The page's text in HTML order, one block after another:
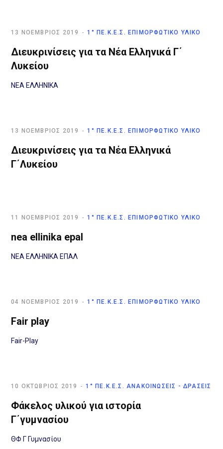
1° ΠΕ.Κ.Ε.Σ. ΕΠΙΜΟΡΦΩΤΙΚΌ ΥΛΙΚΌ
13 ΝΟΈΜΒΡΙΟΣ 2019
Διευκρινίσεις για τα Νέα Ελληνικά Γ΄
Λυκείου
ΝΕΑ ΕΛΛΗΝΙΚΑ
1° ΠΕ.Κ.Ε.Σ. ΕΠΙΜΟΡΦΩΤΙΚΌ ΥΛΙΚΌ
13 ΝΟΈΜΒΡΙΟΣ 2019
Διευκρινίσεις για τα Νέα Ελληνικά
Γ΄Λυκείου
1° ΠΕ.Κ.Ε.Σ. ΕΠΙΜΟΡΦΩΤΙΚΌ ΥΛΙΚΌ
11 ΝΟΈΜΒΡΙΟΣ 2019
nea ellinika epal
ΝΕΑ ΕΛΛΗΝΙΚΑ ΕΠΑΛ
1° ΠΕ.Κ.Ε.Σ. ΕΠΙΜΟΡΦΩΤΙΚΌ ΥΛΙΚΌ
04 ΝΟΈΜΒΡΙΟΣ 2019
Fair play
Fair-Play
1° ΠΕ.Κ.Ε.Σ. ΑΝΑΚΟΙΝΏΣΕΙΣ - ΔΡΆΣΕΙΣ
10 ΟΚΤΏΒΡΙΟΣ 2019
Φάκελος υλικού για ιστορία
Γ΄γυμνασίου
ΘΦ Γ Γυμνασίου